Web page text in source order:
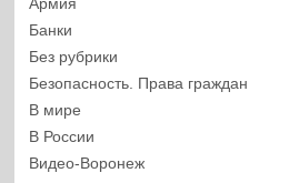
Армия
Банки
Без рубрики
Безопасность. Права граждан
В мире
В России
Видео-Воронеж